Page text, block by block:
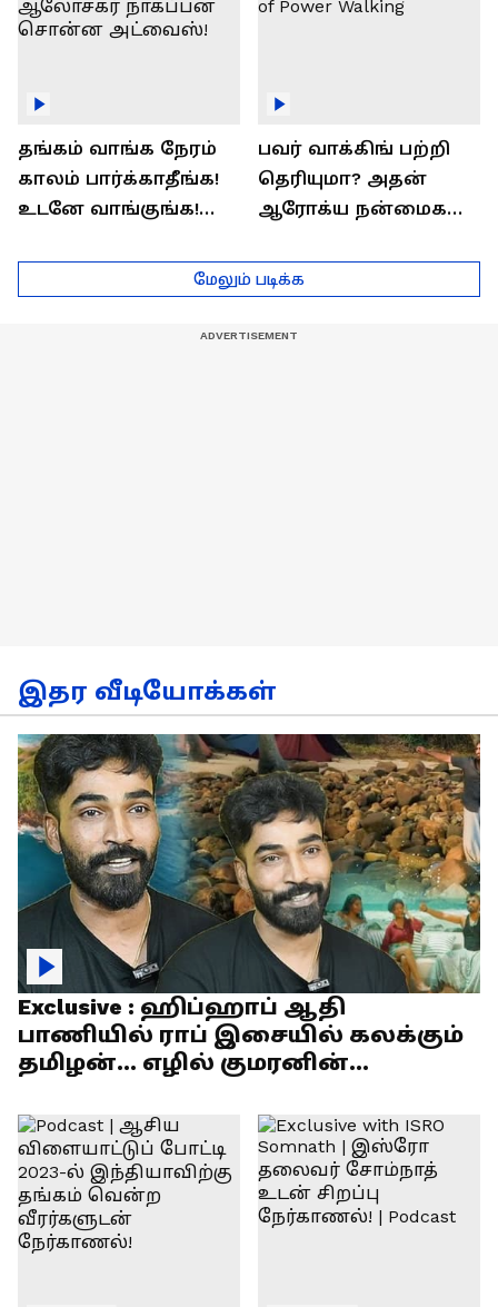
தங்கம் வாங்க நேரம்
காலம் பார்க்காதீங்க!
உடனே வாங்குங்க!
ஆலோசகர் நாகப்பன்
சொன்ன அட்வைஸ்!
பவர் வாக்கிங் பற்றி
தெரியுமா? அதன்
ஆரோக்ய நன்மைகள்
of Power Walking
மேலும் படிக்க
இதர வீடியோக்கள்
Exclusive : ஹிப்ஹாப் ஆதி
பாணியில் ராப் இசையில் கலக்கும்
தமிழன்... எழில் குமரனின்